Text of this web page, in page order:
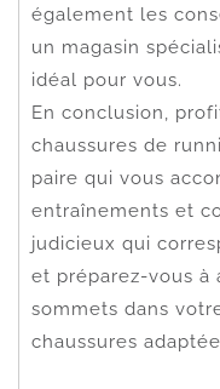
également les
un magasin
idéal pour vous.
En conclusion,
chaussures de
paire qui vous
entraînements et
judicieux qui
et préparez-vous à
sommets dans
chaussures